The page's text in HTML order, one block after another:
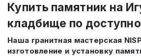
Купить памятник на
кладбище по
Наша гранитная мастерская
изготовление и установку